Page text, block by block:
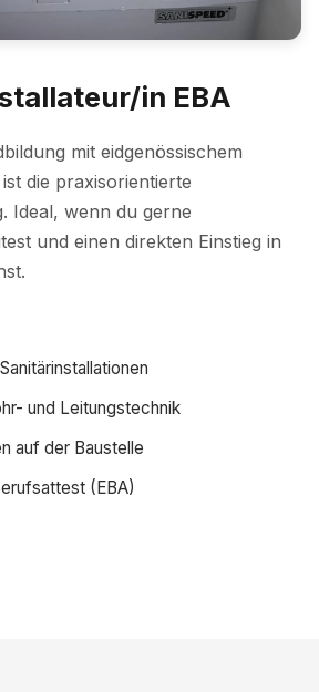
in EBA
mit eidgenössischem
die praxisorientierte
Ideal, wenn du gerne
und einen direkten Einstieg in
und Leitungstechnik
auf der Baustelle
(EBA)